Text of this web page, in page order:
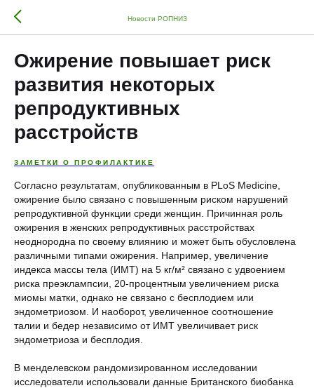
Новости РОПНИЗ
Ожирение повышает риск
развития некоторых
репродуктивных
расстройств
ЗАМЕТКИ О ПРОФИЛАКТИКЕ
Согласно результатам, опубликованным в PLoS Medicine,
ожирение было связано с повышенным риском нарушений
репродуктивной функции среди женщин. Причинная роль
ожирения в женских репродуктивных расстройствах
неоднородна по своему влиянию и может быть обусловлена ​​
различными типами ожирения. Например, увеличение
индекса массы тела (ИМТ) на 5 кг/м² связано с удвоением
риска преэклампсии, 20-процентным увеличением риска
миомы матки, однако не связано с бесплодием или
эндометриозом. И наоборот, увеличенное соотношение
талии и бедер независимо от ИМТ увеличивает риск
эндометриоза и бесплодия.
В менделевском рандомизированном исследовании
исследователи использовали данные Британского биобанка